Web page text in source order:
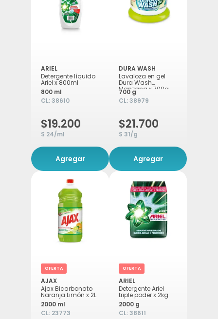
ARIEL
Detergente líquido
Ariel x 800ml
800 ml
CL:38610
$19.200
$ 24/ml
Agregar
DURA WASH
Lavaloza en gel
Dura Wash
Manzana x 700g
700 g
CL:38979
$21.700
$ 31/g
Agregar
OFERTA
AJAX
Ajax Bicarbonato
Naranja Limón x 2L
2000 ml
CL: 23773
OFERTA
ARIEL
Detergente Ariel
triple poder x 2kg
2000 g
CL:38611